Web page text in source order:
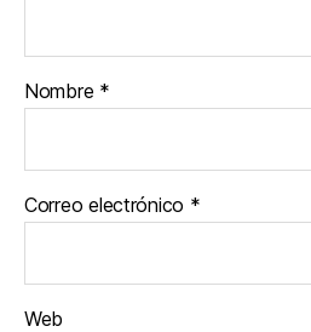
Nombre *
Correo electrónico *
Web